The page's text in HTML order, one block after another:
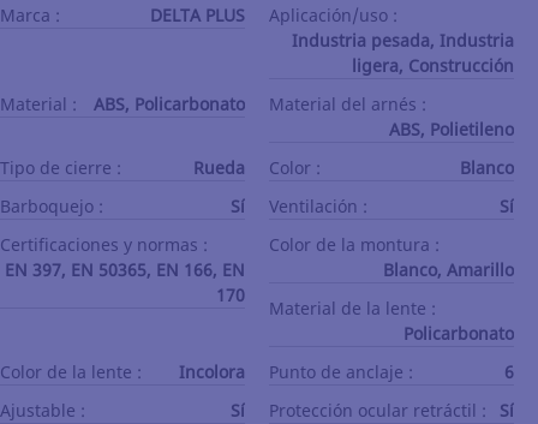
Marca : DELTA PLUS
Aplicación/uso :
Industria pesada, Industria
ligera, Construcción
Material :
ABS, Policarbonato
Material del arnés :
ABS, Polietileno
Tipo de cierre :
Rueda Color :
Blanco
Barboquejo :
Sí Ventilación :
Sí
Certificaciones y normas :
EN 397, EN 50365, EN 166, EN
170
Color de la montura :
Blanco, Amarillo
Material de la lente :
Policarbonato
Color de la lente :
Incolora Punto de anclaje :
6
Ajustable :
Sí Protección ocular retráctil :
Sí